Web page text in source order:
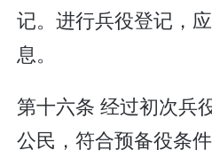
记。进行兵役登记，
息。
第十六条 经过初次兵
公民，符合预备役条